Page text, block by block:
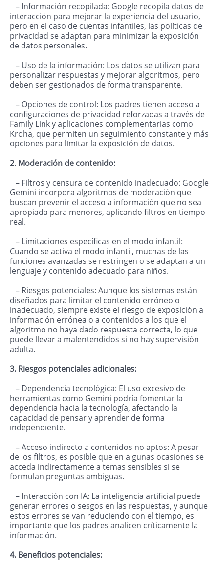
– Información recopilada: Google recopila datos de
interacción para mejorar la experiencia del usuario,
pero en el caso de cuentas infantiles, las políticas de
privacidad se adaptan para minimizar la exposición
de datos personales.
– Uso de la información: Los datos se utilizan para
personalizar respuestas y mejorar algoritmos, pero
deben ser gestionados de forma transparente.
– Opciones de control: Los padres tienen acceso a
configuraciones de privacidad reforzadas a través de
Family Link y aplicaciones complementarias como
Kroha, que permiten un seguimiento constante y más
opciones para limitar la exposición de datos.
2. Moderación de contenido:
– Filtros y censura de contenido inadecuado: Google
Gemini incorpora algoritmos de moderación que
buscan prevenir el acceso a información que no sea
apropiada para menores, aplicando filtros en tiempo
real.
– Limitaciones específicas en el modo infantil:
Cuando se activa el modo infantil, muchas de las
funciones avanzadas se restringen o se adaptan a un
lenguaje y contenido adecuado para niños.
– Riesgos potenciales: Aunque los sistemas están
diseñados para limitar el contenido erróneo o
inadecuado, siempre existe el riesgo de exposición a
información errónea o a contenidos a los que el
algoritmo no haya dado respuesta correcta, lo que
puede llevar a malentendidos si no hay supervisión
adulta.
3. Riesgos potenciales adicionales:
– Dependencia tecnológica: El uso excesivo de
herramientas como Gemini podría fomentar la
dependencia hacia la tecnología, afectando la
capacidad de pensar y aprender de forma
independiente.
– Acceso indirecto a contenidos no aptos: A pesar
de los filtros, es posible que en algunas ocasiones se
acceda indirectamente a temas sensibles si se
formulan preguntas ambiguas.
– Interacción con IA: La inteligencia artificial puede
generar errores o sesgos en las respuestas, y aunque
estos errores se van reduciendo con el tiempo, es
importante que los padres analicen críticamente la
información.
4. Beneficios potenciales: